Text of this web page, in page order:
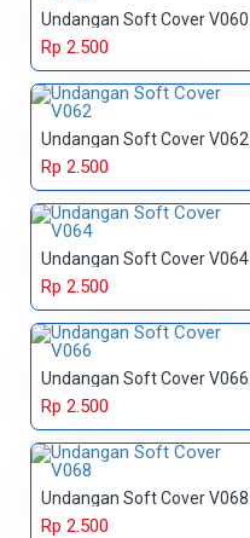
Undangan Soft Cover V060
Rp 2.500
Undangan Soft Cover V062
Rp 2.500
Undangan Soft Cover V064
Rp 2.500
Undangan Soft Cover V066
Rp 2.500
Undangan Soft Cover V068
Rp 2.500